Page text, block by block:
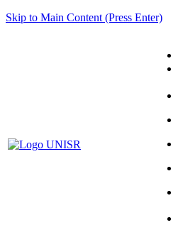
Skip to Main Content (Press Enter)